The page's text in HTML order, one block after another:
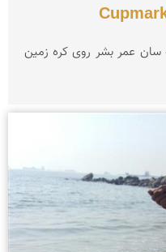
فنجان ها عمری به سان عمر بشر روی کره زمین